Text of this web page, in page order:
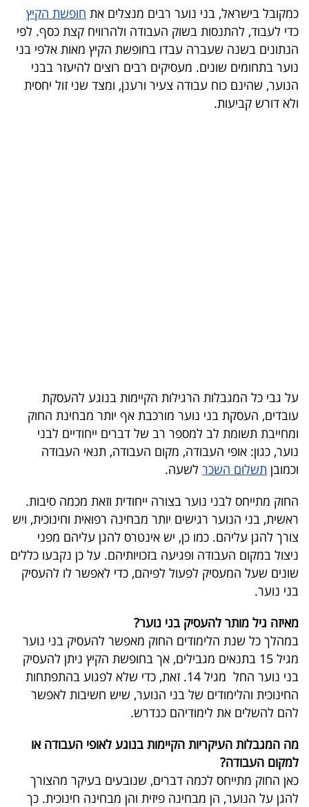
עסקי
ספורט
קריירה
ולימודים
מינויים
הכלכלי
פודקאסט
40
40
שיתופי
פעולה
דרושים
ניוזלטרים
מייל
אדום
כמקובל בישראל, בני נוער רבים מנצלים את חופשת הקיץ
כדי לעבוד, להתנסות בשוק העבודה ולהרוויח קצת כסף. לפי
הנתונים בשנה שעברה עבדו בחופשת הקיץ מאות אלפי בני
נוער בתחומים שונים. מעסיקים רבים רוצים להיעזר בבני
הנוער, שהינם כוח עבודה צעיר ורענן, ומצד שני זול יחסית
ולא דורש קביעות.
על גבי כל המגבלות הרגילות הקיימות בנוגע להעסקת
עובדים, העסקת בני נוער מורכבת אף יותר מבחינת החוק
ומחייבת תשומת לב למספר רב של דברים ייחודיים לבני
נוער, כגון: אופי העבודה, מקום העבודה, תנאי העבודה
וכמובן תשלום השכר לשעה.
החוק מתייחס לבני נוער בצורה ייחודית וזאת מכמה סיבות.
ראשית, בני הנוער רגישים יותר מבחינה רפואית וחינוכית, ויש
צורך להגן עליהם. כמו כן, יש אינטרס להגן עליהם מפני
ניצול במקום העבודה ופגיעה בזכויותיהם. על כן נקבעו כללים
שונים שעל המעסיק לפעול לפיהם, כדי לאפשר לו להעסיק
בני נוער.
מאיזה גיל מותר להעסיק בני נוער?
במהלך כל שנת הלימודים החוק מאפשר להעסיק בני נוער
מגיל 15 בתנאים מגבילים, אך בחופשת הקיץ ניתן להעסיק
בני נוער החל מגיל 14. זאת, כדי שלא לפגוע בהתפתחות
החינוכית והלימודים של בני הנוער, שיש חשיבות לאפשר
להם להשלים את לימודיהם כנדרש.
מה המגבלות העיקריות הקיימות בנוגע לאופי העבודה או
למקום העבודה?
כאן החוק מתייחס לכמה דברים, שנובעים בעיקר מהצורך
להגן על הנוער, הן מבחינה פיזית והן מבחינה חינוכית. כך